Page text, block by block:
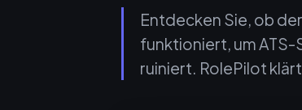
Entdecken Sie, ob
funktioniert, um
ruiniert. RolePilot